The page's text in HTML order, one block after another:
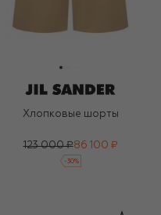
Хлопковые шорты
123 000 ₽86 100 ₽
-30%